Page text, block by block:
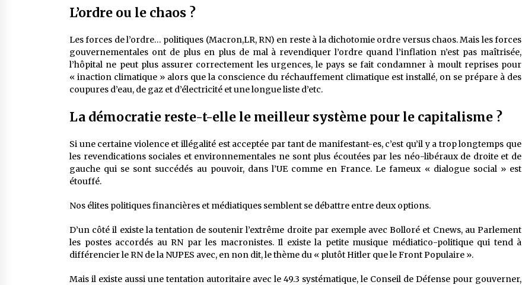
L’ordre ou le chaos ?
Les forces de l’ordre… politiques (Macron,LR, RN) en reste à la dichotomie ordre versus chaos. Mais les forces
gouvernementales ont de plus en plus de mal à revendiquer l’ordre quand l’inflation n’est pas maîtrisée,
l’hôpital ne peut plus assurer correctement les urgences, le pays se fait condamner à moult reprises pour
« inaction climatique » alors que la conscience du réchauffement climatique est installé, on se prépare à des
coupures d’eau, de gaz et d’électricité et une longue liste d’etc.
La démocratie reste-t-elle le meilleur système pour le capitalisme ?
Si une certaine violence et illégalité est acceptée par tant de manifestant-es, c’est qu’il y a trop longtemps que
les revendications sociales et environnementales ne sont plus écoutées par les néo-libéraux de droite et de
gauche qui se sont succédés au pouvoir, dans l’UE comme en France. Le fameux « dialogue social » est
étouffé.
Nos élites politiques financières et médiatiques semblent se débattre entre deux options.
D’un côté il existe la tentation de soutenir l’extrême droite par exemple avec Bolloré et Cnews, au Parlement
les postes accordés au RN par les macronistes. Il existe la petite musique médiatico-politique qui tend à
différencier le RN de la NUPES avec, en non dit, le thème du « plutôt Hitler que le Front Populaire ».
Mais il existe aussi une tentation autoritaire avec le 49.3 systématique, le Conseil de Défense pour gouverner,